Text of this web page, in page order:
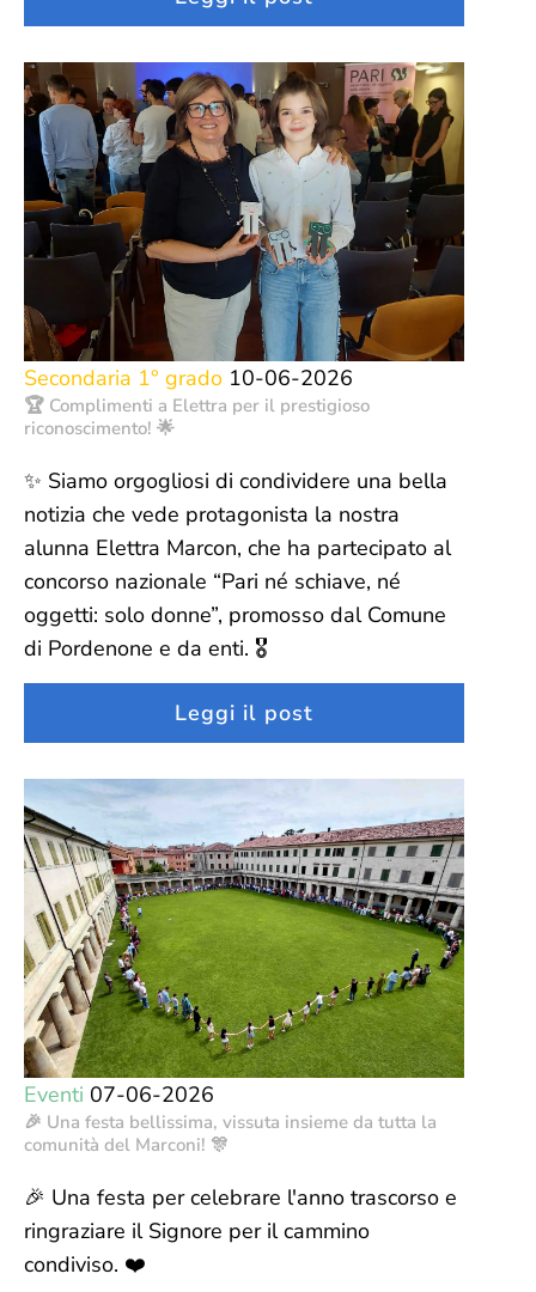
Secondaria 1° grado 10-06-2026
🏆 Complimenti a Elettra per il prestigioso
riconoscimento! 🌟
✨ Siamo orgogliosi di condividere una bella
notizia che vede protagonista la nostra
alunna Elettra Marcon, che ha partecipato al
concorso nazionale “Pari né schiave, né
oggetti: solo donne”, promosso dal Comune
di Pordenone e da enti. 🎖️
Leggi il post
Eventi 07-06-2026
🎉 Una festa bellissima, vissuta insieme da tutta la
comunità del Marconi! 🎊
🎉 Una festa per celebrare l'anno trascorso e
ringraziare il Signore per il cammino
condiviso. ❤️